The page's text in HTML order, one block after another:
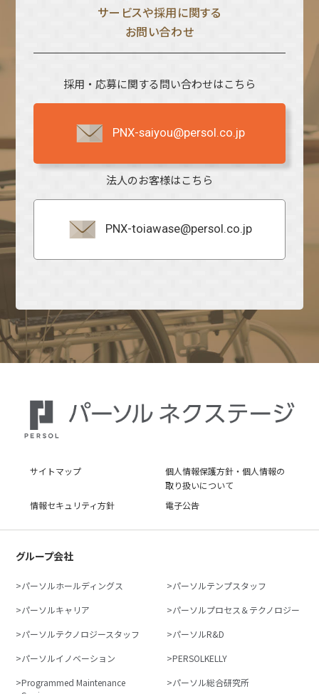
サービスや採⽤に関する
お問い合わせ
採用・応募に関する問い合わせはこちら
PNX-saiyou@persol.co.jp
法人のお客様はこちら
PNX-toiawase@persol.co.jp
サイトマップ
個人情報保護方針・個人情報の
取り扱いについて
情報セキュリティ方針
電子公告
グループ会社
パーソルホールディングス
パーソルテンプスタッフ
パーソルキャリア
パーソルプロセス＆テクノロジー
パーソルテクノロジースタッフ
パーソルR&D
パーソルイノベーション
PERSOLKELLY
Programmed Maintenance
パーソル総合研究所